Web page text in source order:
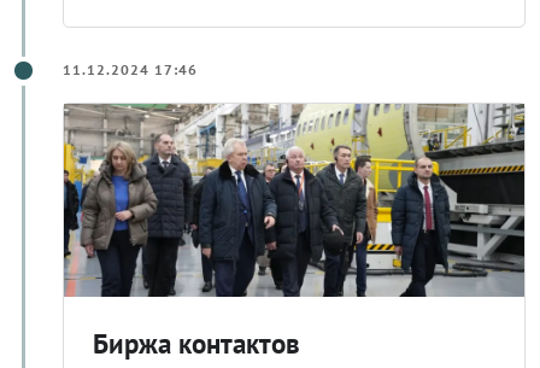
11.12.2024 17:46
Биржа контактов